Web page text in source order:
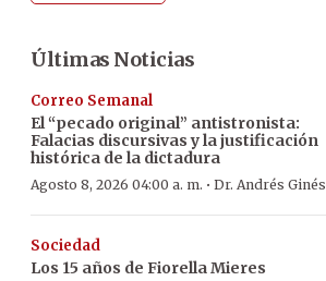
Últimas Noticias
Correo Semanal
El “pecado original” antistronista:
Falacias discursivas y la justificación
histórica de la dictadura
Agosto 8, 2026 04:00 a. m. · Dr. Andrés Ginés
Sociedad
Los 15 años de Fiorella Mieres